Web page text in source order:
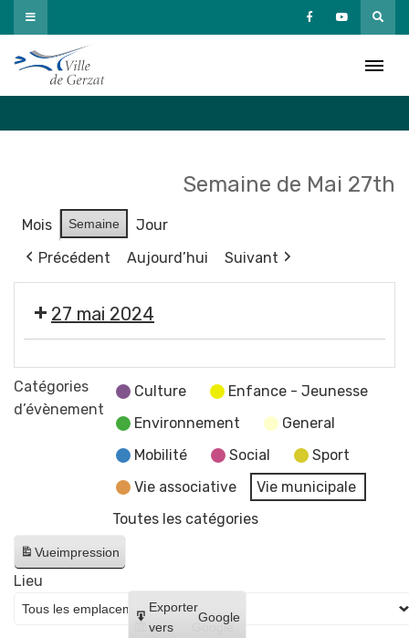
Passer
au
contenu
Semaine de Mai 27th
Mois Semaine
Jour
Précédent
Aujourd’hui Suivant
27 mai 2024
Réunion
du
juin
Catégories
d’évènement
Culture
Enfance - Jeunesse
Environnement
General
Mobilité
Social
Sport
Vie associative
Vie municipale
Toutes les catégories
Vueimpression
Créer
un
Google
Exporter
vers
Google
Lieu